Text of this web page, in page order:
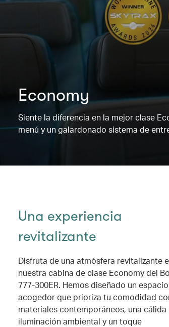
Economy
Siente la diferencia en la mejor clase
menú y un galardonado sistema de
Una experiencia
revitalizante
Disfruta de una atmósfera revitalizante
nuestra cabina de clase Economy del
777-300ER. Hemos diseñado un espacio
acogedor que prioriza tu comodidad
materiales contemporáneos, una cálida
iluminación ambiental y un toque